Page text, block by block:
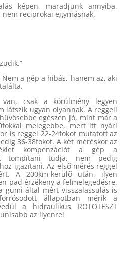
képen, maradjunk annyiba,
reciprokai egymásnak.
a gép a hibás, hanem az, aki
csak a körülmény legyen
látszik ugyan olyannak. A reggeli
egészen jó, mint már a
melegebbe, mert itt nyári
is reggel 22-24fokot mutatott az
36-38fokot. A két méréskor az
kompenzációt a gép a
tompítani tudja, nem pedig
igazítani. Az elsõ mérés reggel
A 200km-kerülõ után, ilyen
pad érzékeny a felmelegedésre.
gumi által mért visszalassulás is
állapotban mérik a
a hidraulikus ROTOTESZT
az ilyenre!